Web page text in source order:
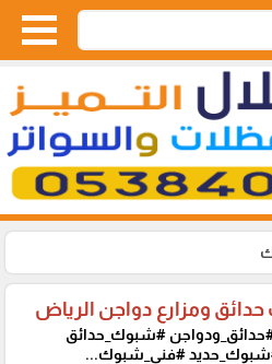
ومزارع دواجن الرياض
#شبوك_حدائق
#فني_شبوك...